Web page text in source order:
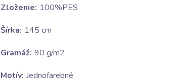
Zloženie: 100%PES
Šírka: 145 cm
Gramáž: 90 g/m2
Motív: Jednofarebné